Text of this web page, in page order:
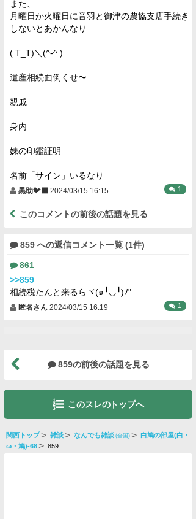
また、
月曜日か火曜日に音羽と御津の農協支店手続き
しないとあかんなり
(⁠ ⁠T⁠_⁠T⁠)⁠＼⁠(⁠^⁠-⁠^⁠ ⁠)
遺産相続面倒くせ〜
親戚
身内
妹の印鑑証明
名前「サイン」いるなり
黒助🐦‍⬛ 2024/03/15 16:15 1
このコメントの前後の話題を見る
859 への返信コメント一覧 (1件)
861
>>859
相続税たんと来るらヾ(๑╹◡╹)ﾉ"
匿名さん 2024/03/15 16:19 1
859の前後の話題を見る
このスレのトップへ
関西トップ 雑談 なんでも雑談 (全国) 白鳩の部屋(白・
ω・鳩)-68 859